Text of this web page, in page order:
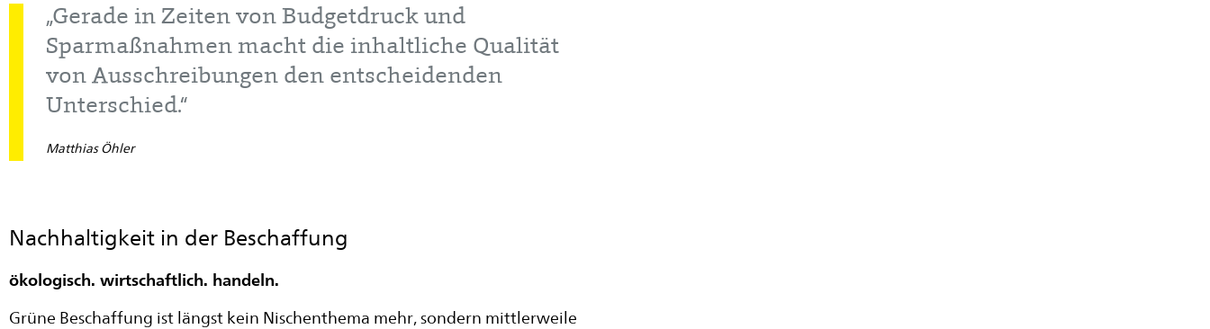
„Gerade in Zeiten von Budgetdruck und
Sparmaßnahmen macht die inhaltliche Qualität
von Ausschreibungen den entscheidenden
Unterschied.“
Matthias Öhler
Nachhaltigkeit in der Beschaffung
ökologisch. wirtschaftlich. handeln.
Grüne Beschaffung ist längst kein Nischenthema mehr, sondern mittlerweile